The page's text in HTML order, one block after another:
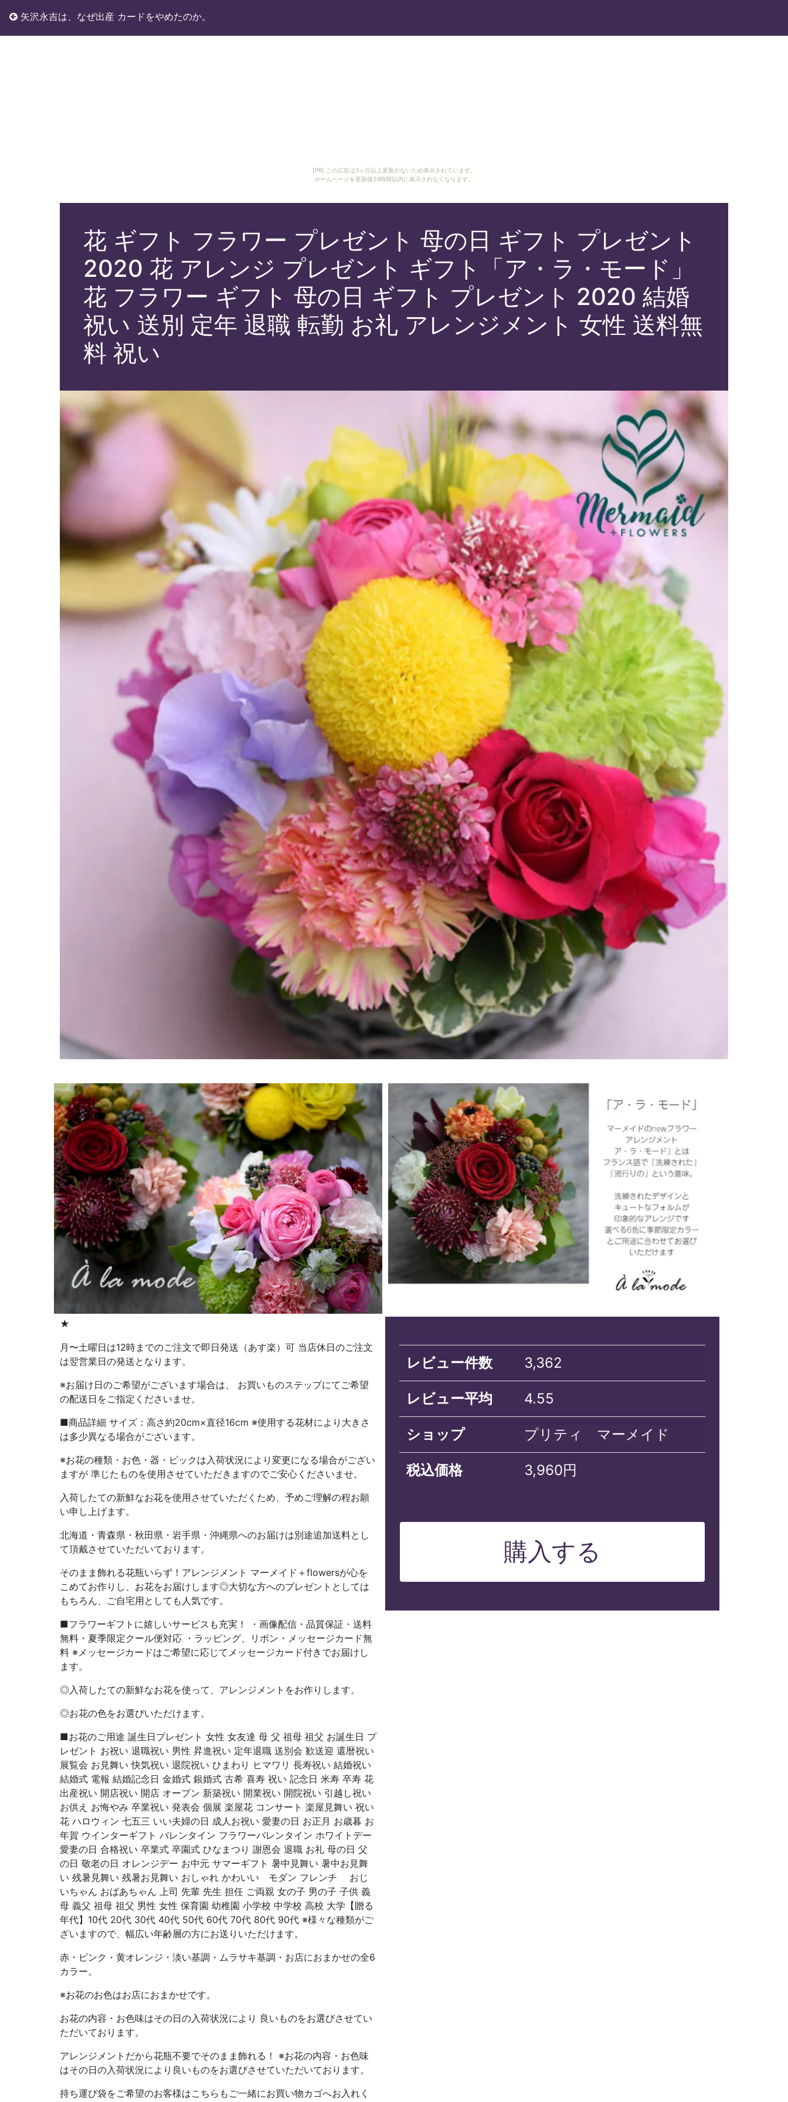
[PR] この広告は3ヶ月以上更新がないため表示されています。
ホームページを更新後24時間以内に表示されなくなります。
矢沢永吉は、なぜ出産 カードをやめたのか。
花 ギフト フラワー プレゼント 母の日 ギフト プレゼント
2020 花 アレンジ プレゼント ギフト「ア・ラ・モード」
花 フラワー ギフト 母の日 ギフト プレゼント 2020 結婚
祝い 送別 定年 退職 転勤 お礼 アレンジメント 女性 送料無
料 祝い
★
月〜土曜日は12時までのご注文で即日発送（あす楽）可 当店休日のご注文
は翌営業日の発送となります。
※お届け日のご希望がございます場合は、 お買いものステップにてご希望
の配送日をご指定くださいませ。
■商品詳細 サイズ：高さ約20cm×直径16cm ※使用する花材により大きさ
は多少異なる場合がございます。
※お花の種類・お色・器・ピックは入荷状況により変更になる場合がござい
ますが 準じたものを使用させていただきますのでご安心くださいませ。
入荷したての新鮮なお花を使用させていただくため、予めご理解の程お願
い申し上げます。
北海道・青森県・秋田県・岩手県・沖縄県へのお届けは別途追加送料とし
て頂戴させていただいております。
そのまま飾れる花瓶いらず！アレンジメント マーメイド＋flowersが心を
こめてお作りし、お花をお届けします◎大切な方へのプレゼントとしては
もちろん、ご自宅用としても人気です。
■フラワーギフトに嬉しいサービスも充実！ ・画像配信・品質保証・送料
無料・夏季限定クール便対応 ・ラッピング、リボン・メッセージカード無
料 ※メッセージカードはご希望に応じてメッセージカード付きでお届けし
ます。
◎入荷したての新鮮なお花を使って、アレンジメントをお作りします。
◎お花の色をお選びいただけます。
■お花のご用途 誕生日プレゼント 女性 女友達 母 父 祖母 祖父 お誕生日 プ
レゼント お祝い 退職祝い 男性 昇進祝い 定年退職 送別会 歓送迎 還暦祝い
展覧会 お見舞い 快気祝い 退院祝い ひまわり ヒマワリ 長寿祝い 結婚祝い
結婚式 電報 結婚記念日 金婚式 銀婚式 古希 喜寿 祝い 記念日 米寿 卒寿 花
出産祝い 開店祝い 開店 オープン 新築祝い 開業祝い 開院祝い 引越し祝い
お供え お悔やみ 卒業祝い 発表会 個展 楽屋花 コンサート 楽屋見舞い 祝い
花 ハロウィン 七五三 いい夫婦の日 成人お祝い 愛妻の日 お正月 お歳暮 お
年賀 ウインターギフト バレンタイン フラワーバレンタイン ホワイトデー
愛妻の日 合格祝い 卒業式 卒園式 ひなまつり 謝恩会 退職 お礼 母の日 父
の日 敬老の日 オレンジデー お中元 サマーギフト 暑中見舞い 暑中お見舞
い 残暑見舞い 残暑お見舞い おしゃれ かわいい モダン フレンチ おじ
いちゃん おばあちゃん 上司 先輩 先生 担任 ご両親 女の子 男の子 子供 義
母 義父 祖母 祖父 男性 女性 保育園 幼稚園 小学校 中学校 高校 大学【贈る
年代】10代 20代 30代 40代 50代 60代 70代 80代 90代 ※様々な種類がご
ざいますので、幅広い年齢層の方にお送りいただけます。
赤・ピンク・黄オレンジ・淡い基調・ムラサキ基調・お店におまかせの全6
カラー。
※お花のお色はお店におまかせです。
お花の内容・お色味はその日の入荷状況により 良いものをお選びさせてい
ただいております。
アレンジメントだから花瓶不要でそのまま飾れる！ ※お花の内容・お色味
はその日の入荷状況により良いものをお選びさせていただいております。
持ち運び袋をご希望のお客様はこちらもご一緒にお買い物カゴへお入れく
レビュー件数 3,362
レビュー平均 4.55
ショップ プリティ マーメイド
税込価格 3,960円
購入する